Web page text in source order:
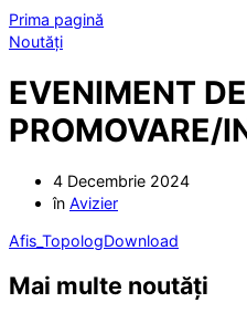
Prima pagină
Noutăți
EVENIMENT DE
PROMOVARE/
4 Decembrie 2024
în Avizier
Afis_TopologDownload
Mai multe noutăți